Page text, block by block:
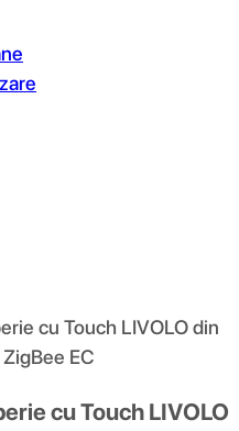
cu Touch LIVOLO din
EC
cu Touch LIVOLO